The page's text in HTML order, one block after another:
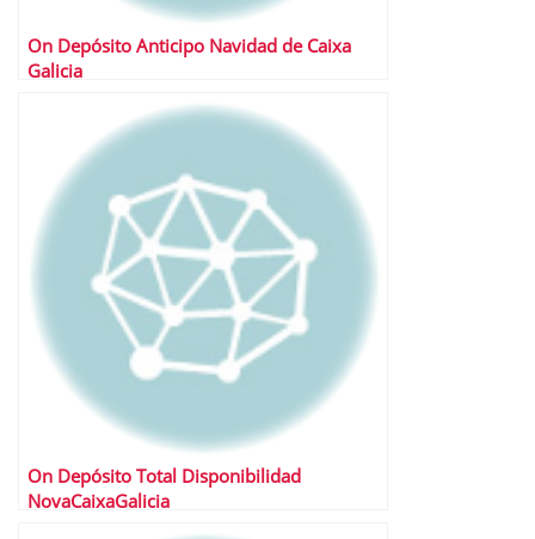
On Depósito Anticipo Navidad de Caixa
Galicia
On Depósito Total Disponibilidad
NovaCaixaGalicia